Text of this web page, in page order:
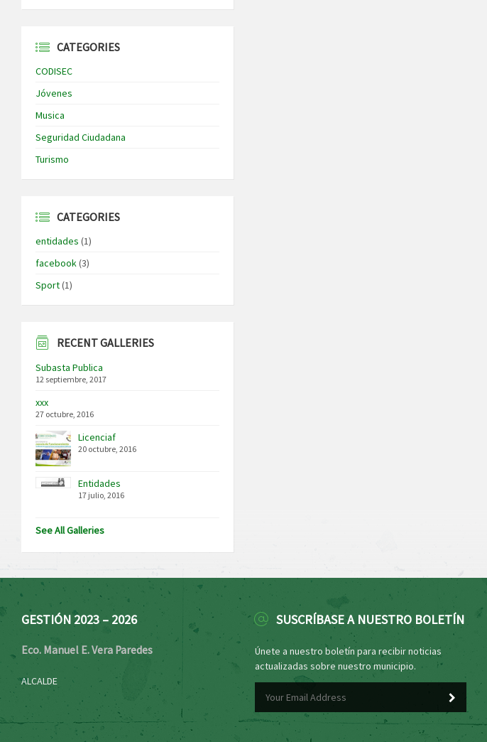
CATEGORIES
CODISEC
Jóvenes
Musica
Seguridad Ciudadana
Turismo
CATEGORIES
entidades (1)
facebook(3)
Sport(1)
RECENT GALLERIES
Subasta Publica
12 septiembre, 2017
xxx
27 octubre, 2016
Licenciaf
20 octubre, 2016
Entidades
17 julio, 2016
See All Galleries
GESTIÓN 2023 – 2026
Eco. Manuel E. Vera Paredes
ALCALDE
SUSCRÍBASE A NUESTRO BOLETÍN
Únete a nuestro boletín para recibir noticias
actualizadas sobre nuestro municipio.